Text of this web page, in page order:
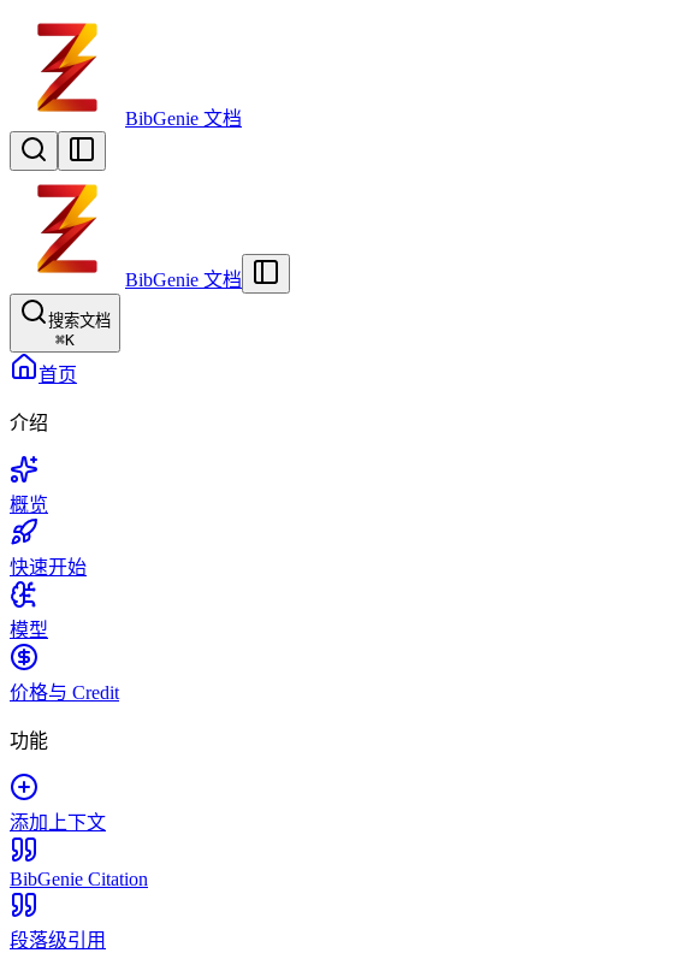
BibGenie 文档
BibGenie 文档
搜索文档
⌘K
首页
介绍
概览
快速开始
模型
价格与 Credit
功能
添加上下文
BibGenie Citation
段落级引用